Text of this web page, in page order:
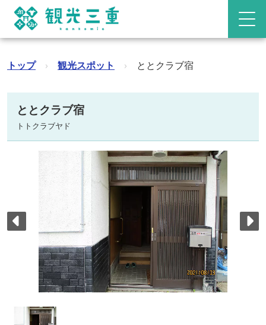
トップ › 観光スポット › ととクラブ宿
ととクラブ宿
トトクラブヤド